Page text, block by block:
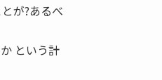
が?あるべ
という計